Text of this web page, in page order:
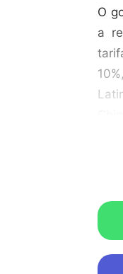
O
a
O